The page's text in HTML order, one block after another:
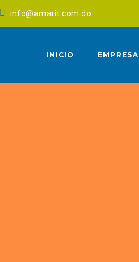
info@amarit.com.do
INICIO EMPRESA